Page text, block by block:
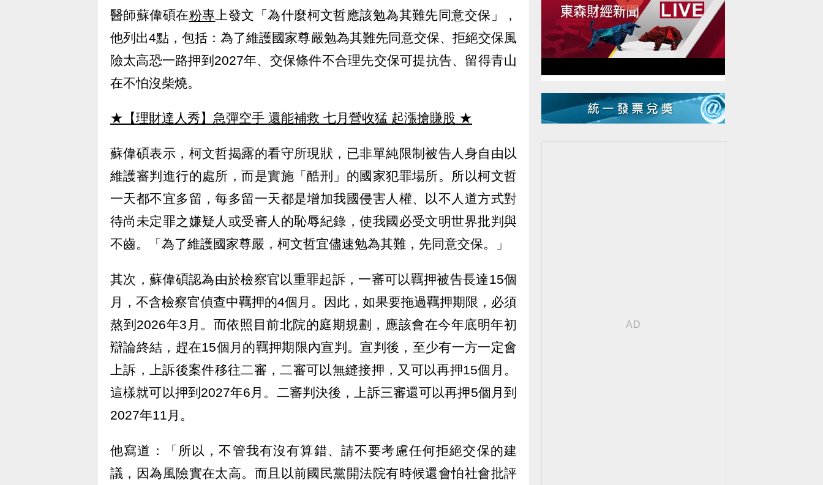
醫師蘇偉碩在粉專 上發文「為什麼柯文哲應該勉為其難先同意交保」，
他列出4點，包括：為了維護國家尊嚴勉為其難先同意交保、拒絕交保風
險太高恐一路押到2027年、交保條件不合理先交保可提抗告、留得青山
在不怕沒柴燒。
★【理財達人秀】急彈空手 還能補救 七月營收猛 起漲搶賺股 ★
蘇偉碩表示，柯文哲揭露的看守所現狀，已非單純限制被告人身自由以
維護審判進行的處所，而是實施「酷刑」的國家犯罪場所。所以柯文哲
一天都不宜多留，每多留一天都是增加我國侵害人權、以不人道方式對
待尚未定罪之嫌疑人或受審人的恥辱紀錄，使我國必受文明世界批判與
不齒。「為了維護國家尊嚴，柯文哲宜儘速勉為其難，先同意交保。」
其次，蘇偉碩認為由於檢察官以重罪起訴，一審可以羈押被告長達15個
月，不含檢察官偵查中羈押的4個月。因此，如果要拖過羈押期限，必須
熬到2026年3月。而依照目前北院的庭期規劃，應該會在今年底明年初
辯論終結，趕在15個月的羈押期限內宣判。宣判後，至少有一方一定會
上訴，上訴後案件移往二審，二審可以無縫接押，又可以再押15個月。
這樣就可以押到2027年6月。二審判決後，上訴三審還可以再押5個月到
2027年11月。
他寫道：「所以，不管我有沒有算錯、請不要考慮任何拒絕交保的建
議，因為風險實在太高。而且以前國民黨開法院有時候還會怕社會批評